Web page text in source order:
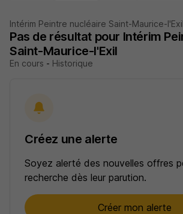
Intérim Peintre nucléaire Saint-Maurice-l'Exil
Pas de résultat pour Intérim
Saint-Maurice-l'Exil
En cours - Historique
Créez une alerte
Soyez alerté des nouvelles offres
recherche dès leur parution.
Créer mon alerte